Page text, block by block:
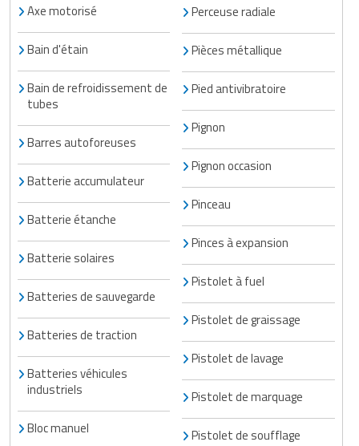
Axe motorisé
Bain d'étain
Bain de refroidissement de
tubes
Barres autoforeuses
Batterie accumulateur
Batterie étanche
Batterie solaires
Batteries de sauvegarde
Batteries de traction
Batteries véhicules
industriels
Bloc manuel
Perceuse radiale
Pièces métallique
Pied antivibratoire
Pignon
Pignon occasion
Pinceau
Pinces à expansion
Pistolet à fuel
Pistolet de graissage
Pistolet de lavage
Pistolet de marquage
Pistolet de soufflage